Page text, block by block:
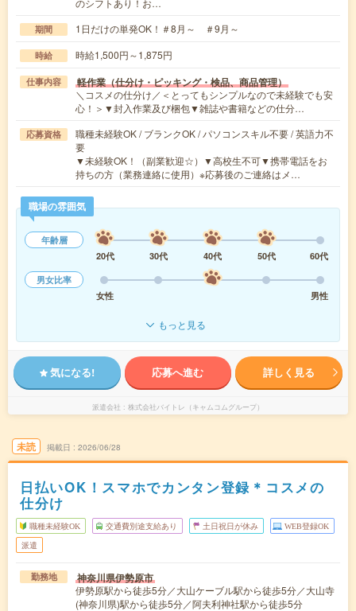
のシフトあり！お…
期間 1日だけの単発OK！＃8月～ ＃9月～
時給 時給1,500円～1,875円
仕事内容 軽作業（仕分け・ピッキング・検品、商品管理）
＼コスメの仕分け／＜とってもシンプルなので未経験でも安
心！＞▼封入作業及び梱包▼雑誌や書籍などの仕分…
応募資格
職種未経験OK / ブランクOK / パソコンスキル不要 / 英語力不
要
▼未経験OK！（副業歓迎☆）▼高校生不可▼携帯電話をお
持ちの方（業務連絡に使用）※応募後のご連絡はメ…
職場の雰囲気
年齢層
20代
30代 40代 50代
60代
男女比率
女性
男性
もっと見る
気になる! 応募へ進む 詳しく見る
派遣会社 株式会社バイトレ（キャムコムグループ）
未読 掲載日 2026/06/28
日払いOK！スマホでカンタン登録＊コスメの
仕分け
職種未経験OK 交通費別途支給あり 土日祝日が休み WEB登録OK
派遣
勤務地 神奈川県伊勢原市
伊勢原駅から徒歩5分／大山ケーブル駅から徒歩5分／大山寺
(神奈川県)駅から徒歩5分／阿夫利神社駅から徒歩5分